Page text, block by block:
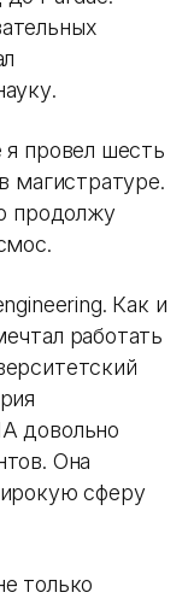
провел шесть
магистратуре.
продолжу
Как и
работать
довольно
Она
сферу
только